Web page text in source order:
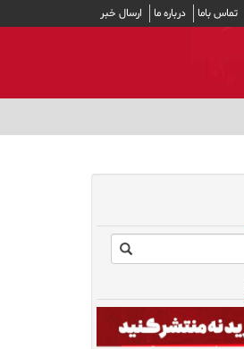
تماس باما درباره ما ارسال خبر